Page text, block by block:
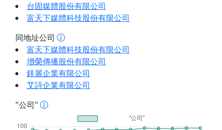
台固媒體股份有限公司
富天下媒體科技股份有限公司
同地址公司
富天下媒體科技股份有限公司
增榮傳播股份有限公司
鎂麗企業有限公司
艾詩企業有限公司
"公司"